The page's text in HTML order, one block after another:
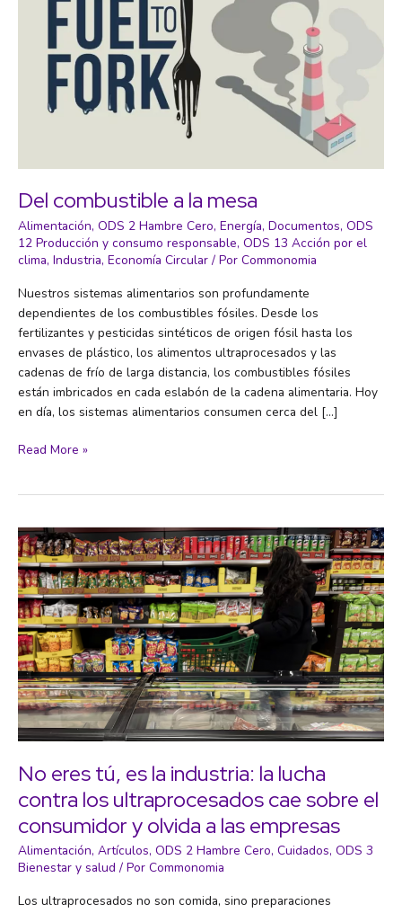
Del combustible a la mesa
Alimentación, ODS 2 Hambre Cero, Energía, Documentos, ODS
12 Producción y consumo responsable, ODS 13 Acción por el
clima, Industria, Economía Circular / Por Commonomia
Nuestros sistemas alimentarios son profundamente
dependientes de los combustibles fósiles. Desde los
fertilizantes y pesticidas sintéticos de origen fósil hasta los
envases de plástico, los alimentos ultraprocesados y las
cadenas de frío de larga distancia, los combustibles fósiles
están imbricados en cada eslabón de la cadena alimentaria. Hoy
en día, los sistemas alimentarios consumen cerca del […]
Del
mesa
Read More »
No eres tú, es la industria: la lucha
contra los ultraprocesados cae sobre el
consumidor y olvida a las empresas
Alimentación, Artículos, ODS 2 Hambre Cero, Cuidados, ODS 3
Bienestar y salud / Por Commonomia
Los ultraprocesados no son comida, sino preparaciones